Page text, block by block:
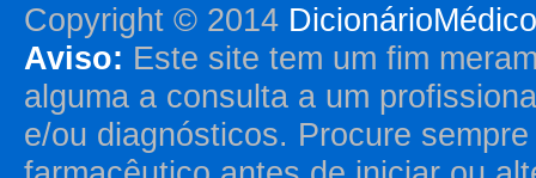
Copyright © 2014
Aviso: Este site tem um fim
alguma a consulta a um
e/ou diagnósticos. Procure